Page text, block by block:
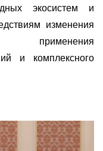
экосистем и
изменения
применения
и комплексного